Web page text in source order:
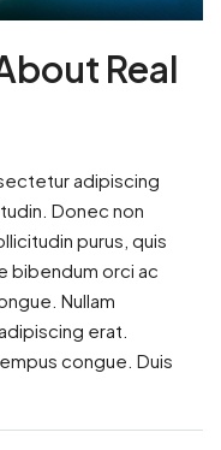
Real
adipiscing
Donec non
purus, quis
bibendum orci ac
Nullam
erat.
congue. Duis